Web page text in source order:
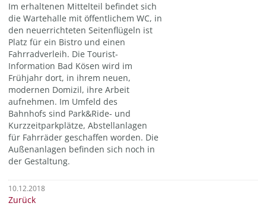
Im erhaltenen Mittelteil befindet sich
die Wartehalle mit öffentlichem WC, in
den neuerrichteten Seitenflügeln ist
Platz für ein Bistro und einen
Fahrradverleih. Die Tourist-
Information Bad Kösen wird im
Frühjahr dort, in ihrem neuen,
modernen Domizil, ihre Arbeit
aufnehmen. Im Umfeld des
Bahnhofs sind Park&Ride- und
Kurzzeitparkplätze, Abstellanlagen
für Fahrräder geschaffen worden. Die
Außenanlagen befinden sich noch in
der Gestaltung.
10.12.2018
Zurück